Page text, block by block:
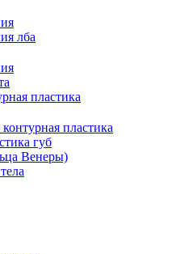
лба
пластика
пластика
губ
Венеры)